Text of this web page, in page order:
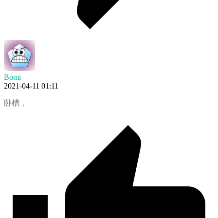
Bomi
2021-04-11 01:11
卧槽，